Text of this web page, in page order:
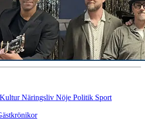
KulturNäringsliv Nöje Politik Sport